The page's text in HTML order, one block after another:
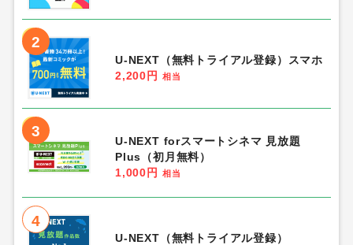
2
U-NEXT（無料トライアル登録）スマホ
2,200円
相当
3
U-NEXT forスマートシネマ 見放題
Plus（初月無料）
1,000円
相当
4
U-NEXT（無料トライアル登録）